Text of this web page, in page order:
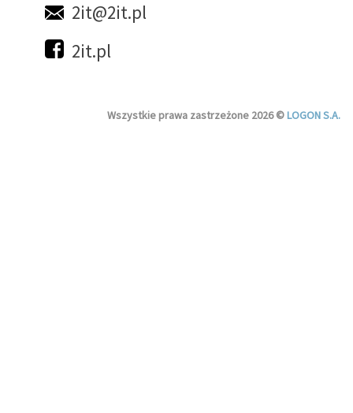
2it@2it.pl
2it.pl
Wszystkie prawa zastrzeżone 2026 ©LOGON S.A.